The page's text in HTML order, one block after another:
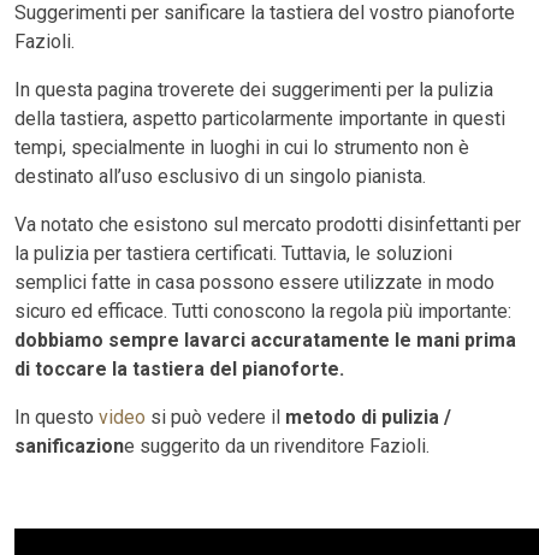
Suggerimenti per sanificare la tastiera del vostro pianoforte
Fazioli.
In questa pagina troverete dei suggerimenti per la pulizia
della tastiera, aspetto particolarmente importante in questi
tempi, specialmente in luoghi in cui lo strumento non è
destinato all’uso esclusivo di un singolo pianista.
Va notato che esistono sul mercato prodotti disinfettanti per
la pulizia per tastiera certificati. Tuttavia, le soluzioni
semplici fatte in casa possono essere utilizzate in modo
sicuro ed efficace. Tutti conoscono la regola più importante:
dobbiamo sempre lavarci accuratamente le mani prima
di toccare la tastiera del pianoforte.
In questo video si può vedere il metodo di pulizia /
sanificazione suggerito da un rivenditore Fazioli.